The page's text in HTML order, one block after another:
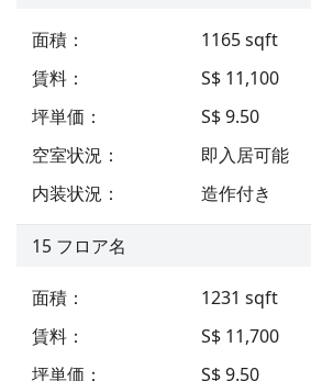
面積 ： 1165sqft
賃料 ：
S$ 11,100
坪単価 ：
S$ 9.50
空室状況 ：
即入居可能
内装状況 ： 造作付き
15 フロア名
面積 ： 1231 sqft
賃料 ：
S$ 11,700
坪単価 ： S$ 9.50